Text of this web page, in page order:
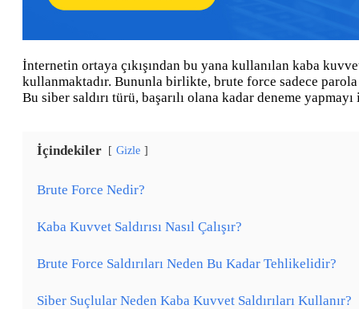
İnternetin ortaya çıkışından bu yana kullanılan kaba
kullanmaktadır. Bununla birlikte, brute force sadece
Bu siber saldırı türü, başarılı olana kadar deneme
İçindekiler Gizle
Brute Force Nedir?
Kaba Kuvvet Saldırısı Nasıl Çalışır?
Brute Force Saldırıları Neden Bu Kadar Tehlikelidir?
Siber Suçlular Neden Kaba Kuvvet Saldırıları Kullanır?